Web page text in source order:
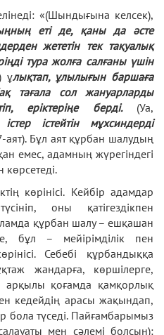
«(Шындығына келсек),
еті де, қаны да әсте
жететін тек тақуалық
тура жолға салғаны үшін
ұлықтап, ұлылығын баршаға
тағала сол жануарларды
еріктеріңе берді.
(Уа,
істейтін мұхсиндерді
аят). Бұл аят құрбан шалудың
емес, адамның жүрегіндегі
көрінісі. Кейбір адамдар
оны қатігездікпен
құрбан шалу – ешқашан
бұл – мейірімділік пен
Себебі құрбандыққа
жандарға, көршілерге,
арқылы қоғамда қамқорлық
кедейдің арасы жақындап,
бола түседі. Пайғамбарымыз
мен сәлемі болсын):